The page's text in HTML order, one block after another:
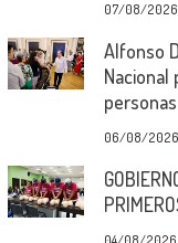
07/08/2026
Alfonso
Nacional
06/08/2026